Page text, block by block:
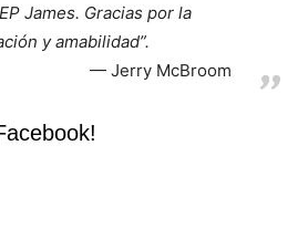
James. Gracias por la
y amabilidad”.
Jerry McBroom